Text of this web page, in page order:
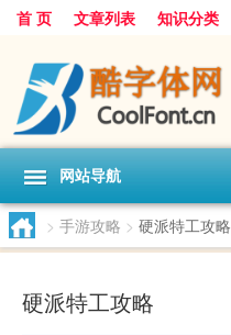
首 页 文章列表 知识分类
网站导航
> 手游攻略 > 硬派特工攻略
硬派特工攻略